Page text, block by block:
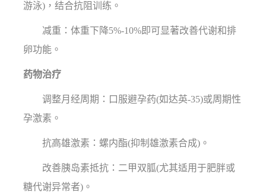
游泳)，结合抗阻训练。
减重：体重下降5%-10%即可显著改善代谢和排
卵功能。
药物治疗
调整月经周期：口服避孕药(如达英-35)或周期性
孕激素。
抗高雄激素：螺内酯(抑制雄激素合成)。
改善胰岛素抵抗：二甲双胍(尤其适用于肥胖或
糖代谢异常者)。